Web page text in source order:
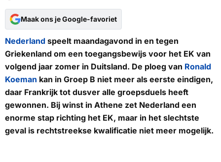
Maak ons je Google-favoriet
Nederland speelt maandagavond in en tegen
Griekenland om een toegangsbewijs voor het EK van
volgend jaar zomer in Duitsland. De ploeg van Ronald
Koeman kan in Groep B niet meer als eerste eindigen,
daar Frankrijk tot dusver alle groepsduels heeft
gewonnen. Bij winst in Athene zet Nederland een
enorme stap richting het EK, maar in het slechtste
geval is rechtstreekse kwalificatie niet meer mogelijk.